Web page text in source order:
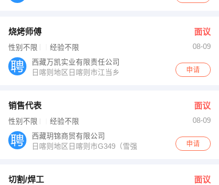
烧烤师傅 面议
性别不限 经验不限
08-09
西藏万凯实业有限责任公司
日喀则地区日喀则市江当乡
申请
销售代表 面议
性别不限 经验不限
08-09
西藏玥锦商贸有限公司
日喀则地区日喀则市G349（雪强路）
申请
切割/焊工 面议